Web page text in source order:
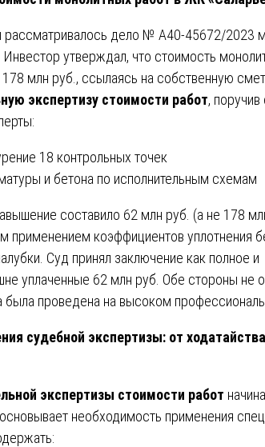
дело № А40-45672/2023
утверждал, что стоимость
млн руб., ссылаясь на собственную
экспертизу стоимости работ,
18 контрольных точек
и бетона по исполнительным схемам
составило 62 млн руб. (а не 178
применением коэффициентов уплотнения
Суд принял заключение как полное и
уплаченные 62 млн руб. Обе стороны не
была проведена на высоком
судебной экспертизы: от
экспертизы стоимости работ
необходимость применения